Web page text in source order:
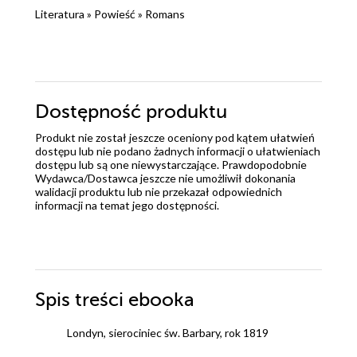
Literatura » Powieść » Romans
Dostępność produktu
Produkt nie został jeszcze oceniony pod kątem ułatwień
dostępu lub nie podano żadnych informacji o ułatwieniach
dostępu lub są one niewystarczające. Prawdopodobnie
Wydawca/Dostawca jeszcze nie umożliwił dokonania
walidacji produktu lub nie przekazał odpowiednich
informacji na temat jego dostępności.
Spis treści ebooka
Londyn, sierociniec św. Barbary, rok 1819